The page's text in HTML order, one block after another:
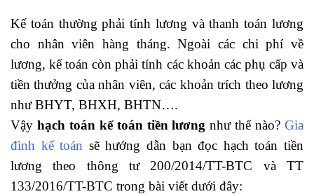
Kế toán thường phải tính lương và thanh toán lương
cho nhân viên hàng tháng. Ngoài các chi phí về
lương, kế toán còn phải tính các khoản các phụ cấp và
tiền thưởng của nhân viên, các khoản trích theo lương
như BHYT, BHXH, BHTN….
Vậy hạch toán kế toán tiền lương như thế nào?Gia
đình kế toán sẽ hướng dẫn bạn đọc hạch toán tiền
lương theo thông tư 200/2014/TT-BTC và TT
133/2016/TT-BTC trong bài viết dưới đây: